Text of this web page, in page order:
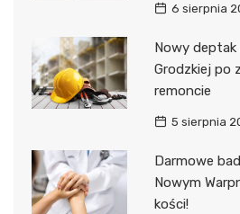
6 sierpnia
Nowy deptak
Grodzkiej po
remoncie
5 sierpnia
Darmowe
Nowym
kości!